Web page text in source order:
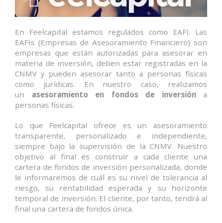
En Feelcapital estamos regulados como EAFI. Las
EAFIs (Empresas de Asesoramiento Financiero) son
empresas que están autorizadas para asesorar en
materia de inversión, deben estar registradas en la
CNMV y pueden asesorar tanto a personas físicas
como jurídicas. En nuestro caso, realizamos
un asesoramiento en fondos de inversióna
personas físicas.
Lo que Feelcapital ofrece es un asesoramiento
transparente, personalizado e independiente,
siempre bajo la supervisión de la CNMV. Nuestro
objetivo al final es construir a cada cliente una
cartera de fondos de inversión personalizada, donde
le informaremos de cuál es su nivel de tolerancia al
riesgo, su rentabilidad esperada y su horizonte
temporal de inversión. El cliente, por tanto, tendrá al
final una cartera de fondos única.